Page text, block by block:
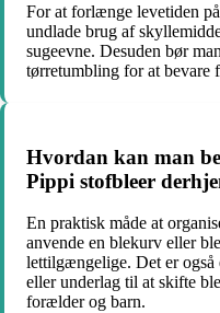
For at forlænge levetiden
undlade brug af
sugeevne. Desuden bør
tørretumbling for at bevare
Hvordan kan man
Pippi stofbleer
En praktisk måde at
anvende en blekurv eller
lettilgængelige. Det er også
eller underlag til at skifte
forælder og barn.